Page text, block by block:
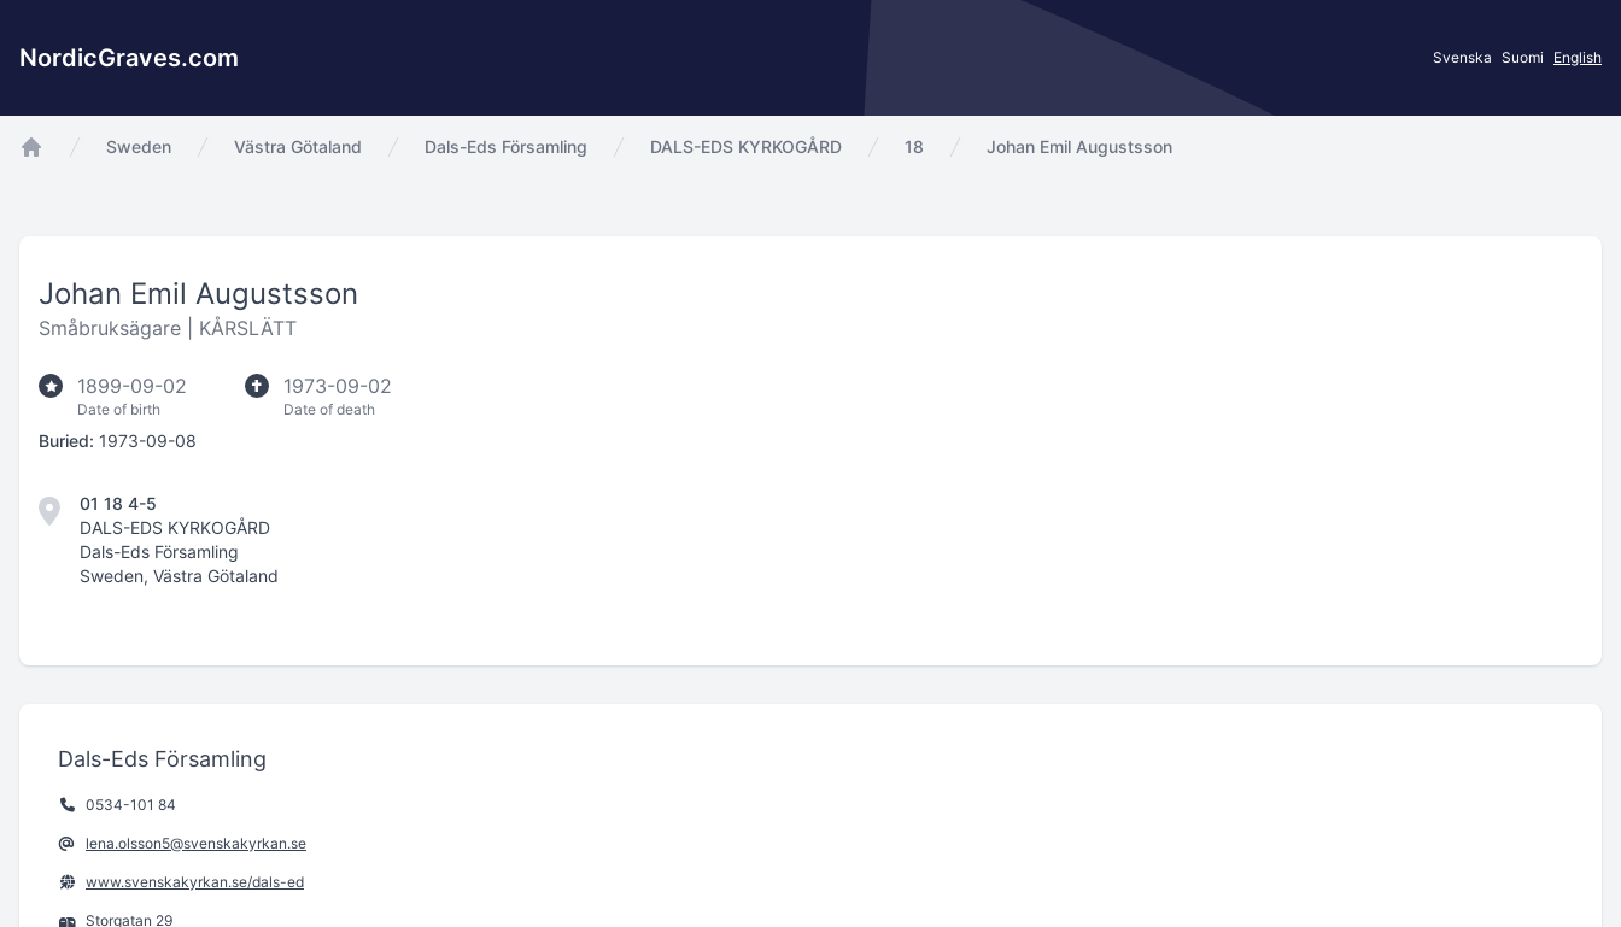
NordicGraves.com Svenska Suomi English
Sweden Västra Götaland Dals-Eds Församling DALS-EDS KYRKOGÅRD 18 Johan Emil Augustsson
Johan Emil Augustsson
Småbruksägare | KÅRSLÄTT
1899-09-02
Date of birth
1973-09-02
Date of death
Buried: 1973-09-08
01 18 4-5
DALS-EDS KYRKOGÅRD
Dals-Eds Församling
Sweden, Västra Götaland
Dals-Eds Församling
0534-101 84
lena.olsson5@svenskakyrkan.se
www.svenskakyrkan.se/dals-ed
Storgatan 29